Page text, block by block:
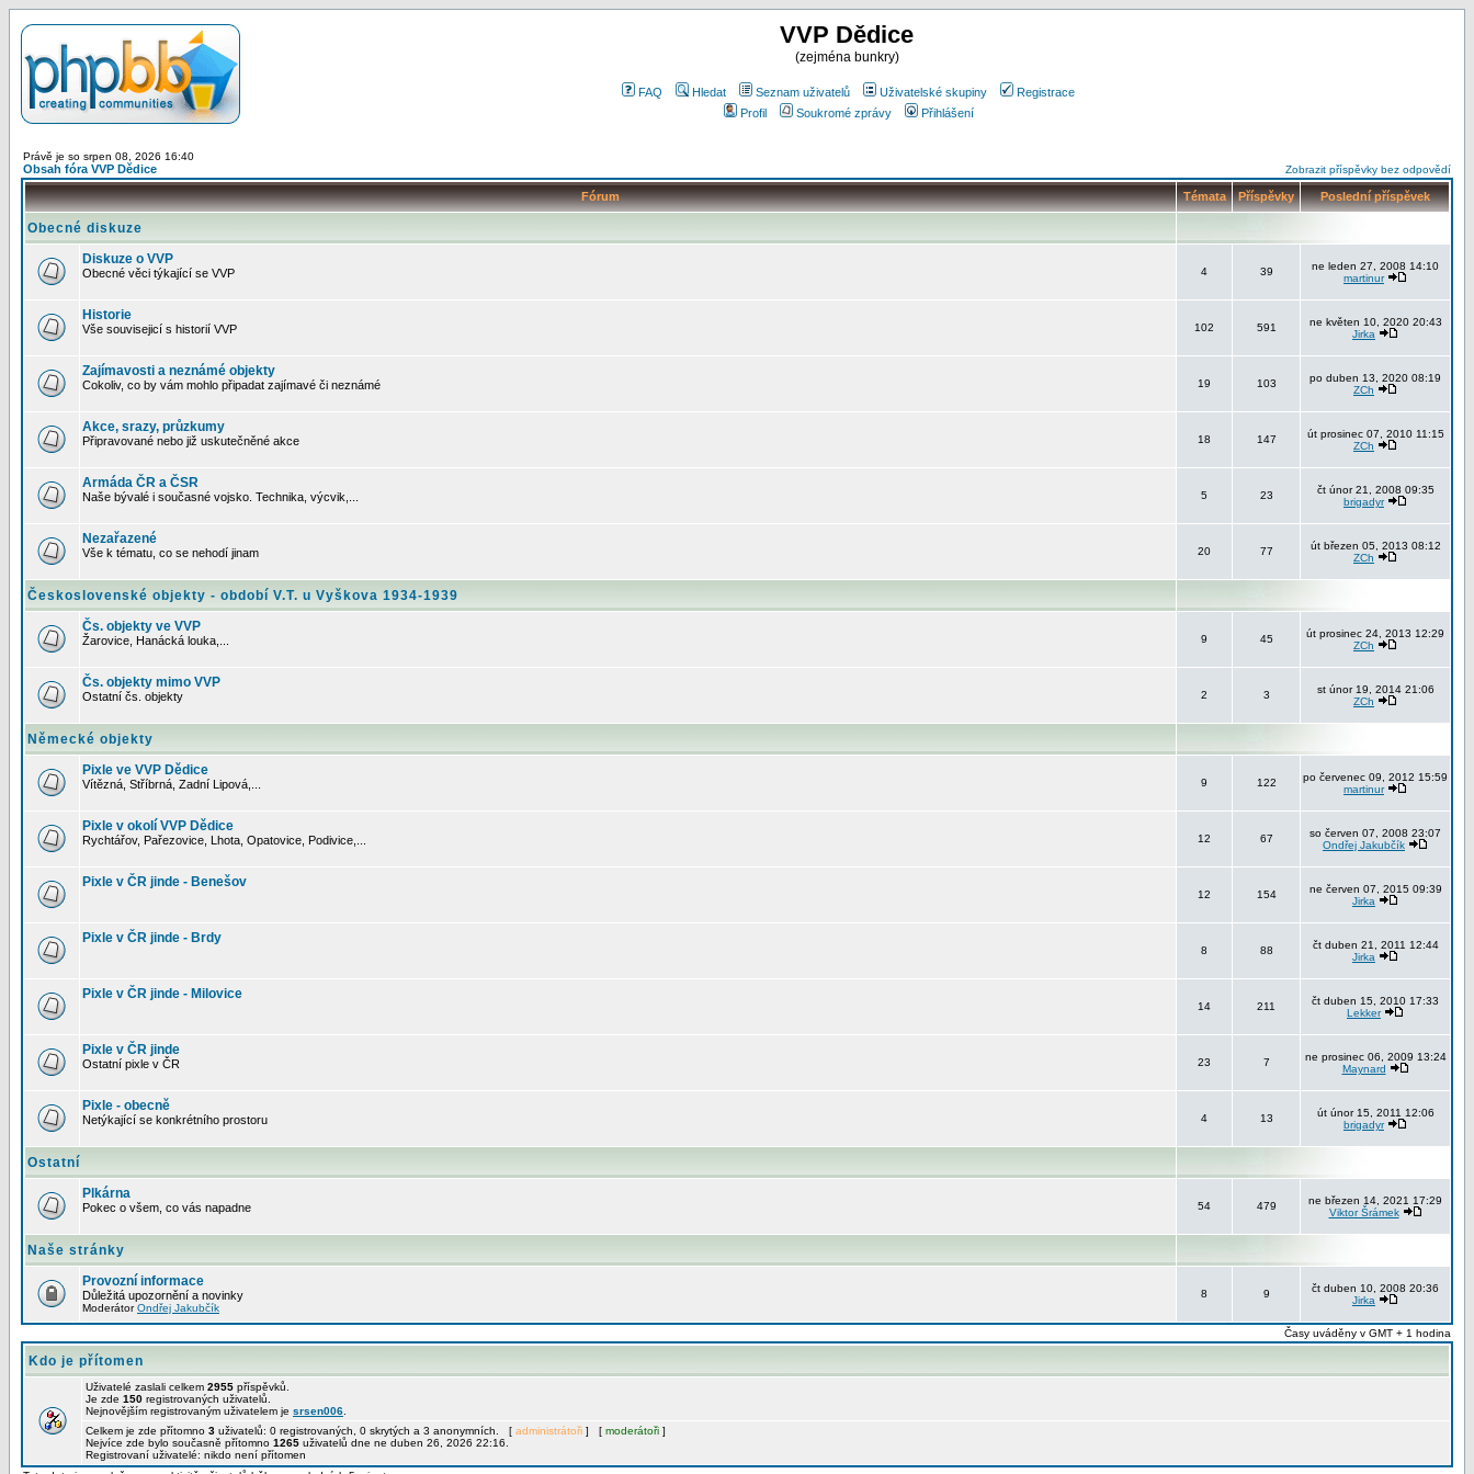
VVP Dědice
(zejména bunkry)
FAQ Hledat Seznam uživatelů Uživatelské skupiny
Registrace
Profil
Soukromé zprávy Přihlášení
Právě je so srpen 08, 2026 16:40
Obsah fóra VVP Dědice Zobrazit příspěvky bez odpovědí
Fórum Témata Příspěvky Poslední příspěvek
Obecné diskuze
Diskuze o VVP
Obecné věci týkající se VVP 4 39
ne leden 27, 2008 14:10
martinur
Historie
Vše souvisejicí s historií VVP 102 591
ne květen 10, 2020 20:43
Jirka
Zajímavosti a neznámé objekty
Cokoliv, co by vám mohlo připadat zajímavé či neznámé 19 103
po duben 13, 2020 08:19
ZCh
Akce, srazy, průzkumy
Připravované nebo již uskutečněné akce 18 147
út prosinec 07, 2010 11:15
ZCh
Armáda ČR a ČSR
Naše bývalé i současné vojsko. Technika, výcvik,... 5 23
čt únor 21, 2008 09:35
brigadyr
Nezařazené
Vše k tématu, co se nehodí jinam 20 77
út březen 05, 2013 08:12
ZCh
Československé objekty - období V.T. u Vyškova 1934-1939
Čs. objekty ve VVP
Žarovice, Hanácká louka,... 9 45
út prosinec 24, 2013 12:29
ZCh
Čs. objekty mimo VVP
Ostatní čs. objekty 2 3
st únor 19, 2014 21:06
ZCh
Německé objekty
Pixle ve VVP Dědice
Vítězná, Stříbrná, Zadní Lipová,... 9 122
po červenec 09, 2012 15:59
martinur
Pixle v okolí VVP Dědice
Rychtářov, Pařezovice, Lhota, Opatovice, Podivice,... 12 67
so červen 07, 2008 23:07
Ondřej Jakubčík
Pixle v ČR jinde - Benešov
12 154
ne červen 07, 2015 09:39
Jirka
Pixle v ČR jinde - Brdy
8 88
čt duben 21, 2011 12:44
Jirka
Pixle v ČR jinde - Milovice
14 211
čt duben 15, 2010 17:33
Lekker
Pixle v ČR jinde
Ostatní pixle v ČR 23 7
ne prosinec 06, 2009 13:24
Maynard
Pixle - obecně
Netýkající se konkrétního prostoru 4 13
út únor 15, 2011 12:06
brigadyr
Ostatní
Plkárna
Pokec o všem, co vás napadne 54 479
ne březen 14, 2021 17:29
Viktor Šrámek
Naše stránky
Provozní informace
Důležitá upozornění a novinky
ModerátorOndřej Jakubčík
8 9
čt duben 10, 2008 20:36
Jirka
Časy uváděny v GMT + 1 hodina
Kdo je přítomen
Uživatelé zaslali celkem 2955 příspěvků.
Je zde 150 registrovaných uživatelů.
Nejnovějším registrovaným uživatelem je srsen006
Celkem je zde přítomno 3 uživatelů: 0 registrovaných, 0 skrytých a 3 anonymních. [ administrátoři ] [ moderátoři ]
Nejvíce zde bylo současně přítomno 1265 uživatelů dne ne duben 26, 2026 22:16.
Registrovaní uživatelé: nikdo není přítomen